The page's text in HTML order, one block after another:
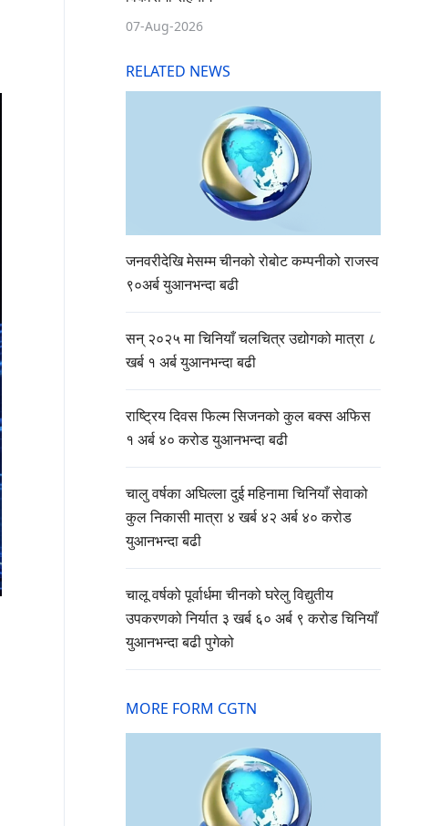
07-Aug-2026
RELATED NEWS
जनवरीदेखि मेसम्म चीनको रोबोट कम्पनीको राजस्व
९०अर्ब युआनभन्दा बढी
सन् २०२५ मा चिनियाँ चलचित्र उद्योगको मात्रा ८
खर्ब १ अर्ब युआनभन्दा बढी
राष्ट्रिय दिवस फिल्म सिजनको कुल बक्स अफिस
१ अर्ब ४० करोड युआनभन्दा बढी
चालु वर्षका अघिल्ला दुई महिनामा चिनियाँ सेवाको
कुल निकासी मात्रा ४ खर्ब ४२ अर्ब ४० करोड
युआनभन्दा बढी
चालू वर्षको पूर्वार्धमा चीनको घरेलु विद्युतीय
उपकरणको निर्यात ३ खर्ब ६० अर्ब ९ करोड चिनियाँ
युआनभन्दा बढी पुगेको
MORE FORM CGTN